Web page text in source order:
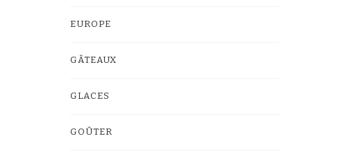
EUROPE
GÂTEAUX
GLACES
GOÛTER